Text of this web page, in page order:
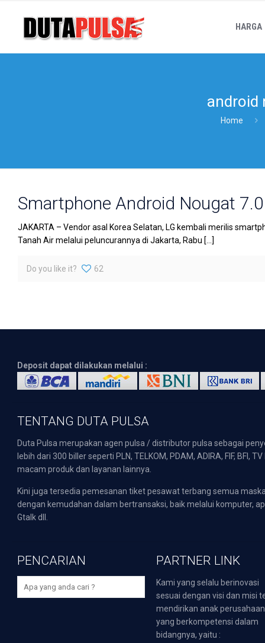
HARGA
android
Home
Smartphone Android Nougat
JAKARTA – Vendor asal Korea Selatan, LG kembali merilis
Tanah Air melalui peluncurannya di Jakarta, Rabu […]
Do you like it? 62
Deposit dapat dilakukan melalui :
TENTANG DUTA PULSA
Duta Pulsa merupakan agen pulsa / distributor pulsa sebagai
lebih dari 300 biller seperti PLN, TELKOM, PDAM, ADIRA, FIF,
macam produk dan layanan lainnya.
Kini juga tersedia pemesanan tiket pesawat terbang semua
dengan kemudahan dalam bertransaksi, baik melalui komputer,
Gtalk dll.
PENCARIAN PARTNER LINK
Kami yang selalu berinovasi
sesuai dengan visi dan misi
mendirikan anak perusahaan
yang berkompetensi dalam
bidangnya, yaitu :